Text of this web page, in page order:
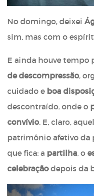
No domingo, deixei
sim, mas com o
E ainda houve tempo
de descompressão,
cuidado e boa
descontraído, onde o
convívio. E, claro,
patrimônio afetivo da
que fica: a partilha, o
celebração depois da